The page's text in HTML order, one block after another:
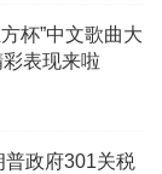
杯”中文歌曲大
表现来啦
普政府301关税